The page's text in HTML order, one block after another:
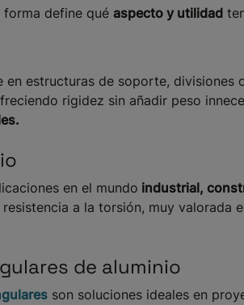
forma define quéaspecto y utilidad
estructuras de soporte, divisiones
rigidez sin añadir peso
en el mundo industrial,
a la torsión, muy valorada
de aluminio
son soluciones ideales en